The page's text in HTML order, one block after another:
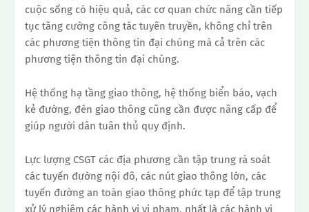
cuộc sống có hiệu quả, các cơ quan chức năng cần tiếp
tục tăng cường công tác tuyên truyền, không chỉ trên
các phương tiện thông tin đại chúng mà cả trên các
phương tiện thông tin đại chúng.
Hệ thống hạ tầng giao thông, hệ thống biển báo, vạch
kẻ đường, đèn giao thông cũng cần được nâng cấp để
giúp người dân tuân thủ quy định.
Lực lượng CSGT các địa phương cần tập trung rà soát
các tuyến đường nội đô, các nút giao thông lớn, các
tuyến đường an toàn giao thông phức tạp để tập trung
xử lý nghiêm các hành vi vi phạm, nhất là các hành vi